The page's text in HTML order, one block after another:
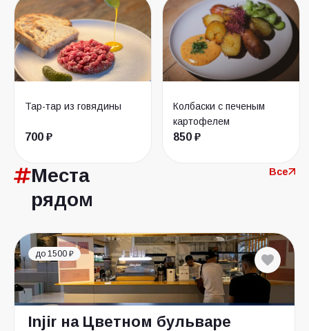
Тар-тар из говядины
700 ₽
Колбаски с печеным
картофелем
850 ₽
Места
рядом
Все
до 1500 ₽
Injir на Цветном бульваре